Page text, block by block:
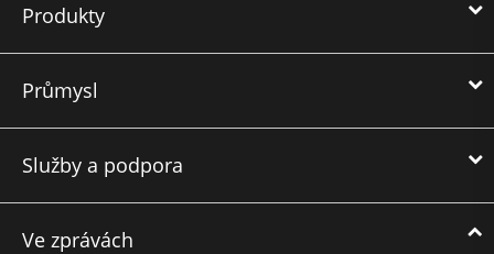
Produkty
Průmysl
Služby a podpora
Ve zprávách